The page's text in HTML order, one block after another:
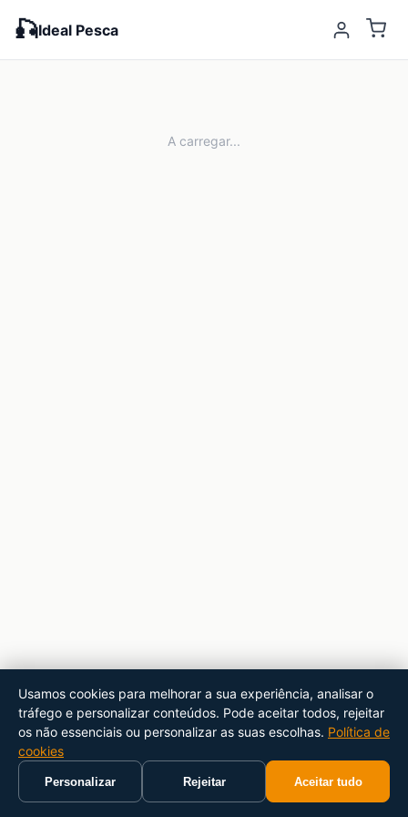
🎣Ideal Pesca
A carregar...
Usamos cookies para melhorar a sua experiência, analisar o
tráfego e personalizar conteúdos. Pode aceitar todos, rejeitar
os não essenciais ou personalizar as suas escolhas. Política de
cookies
Personalizar Rejeitar Aceitar tudo